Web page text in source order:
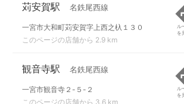
苅安賀駅 名鉄尾西線
一宮市大和町苅安賀字上西之杁１３０
このページの店舗から 2.9 km
ル
を
観音寺駅 名鉄尾西線
一宮市観音寺２-５-２
このページの店舗から 3.6 km
ル
を